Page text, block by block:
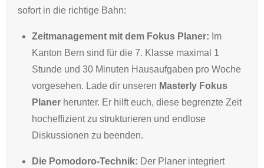
sofort in die richtige Bahn:
Zeitmanagement mit dem Fokus Planer: Im
Kanton Bern sind für die 7. Klasse maximal 1
Stunde und 30 Minuten Hausaufgaben pro Woche
vorgesehen. Lade dir unseren Masterly Fokus
Planer herunter. Er hilft euch, diese begrenzte Zeit
hocheffizient zu strukturieren und endlose
Diskussionen zu beenden.
Die Pomodoro-Technik: Der Planer integriert